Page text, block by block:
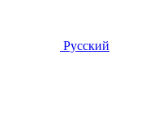
Русский